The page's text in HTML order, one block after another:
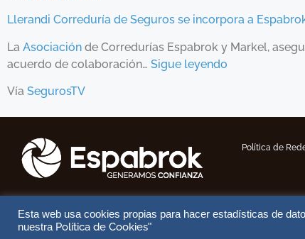
Llerandi Correduría de Seguros se incorpora a
La Asociación de Corredurías Espabrok y Markel,
acuerdo de colaboración… Sigue leyendo
Vía SegurosTV
Política de
Esta web usa cookies propias para hacer estadísticas de
nuestra Política de Cookies"